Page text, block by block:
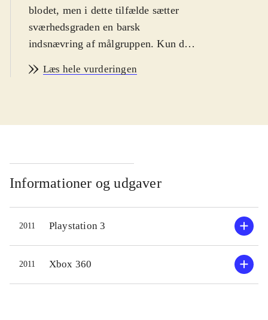
blodet, men i dette tilfælde sætter
sværhedsgraden en barsk
indsnævring af målgruppen. Kun de
være med, og man skal være mindst
bilernes indstillinger. Sproget er
Sidste år startede Codemasters en ny
F1-serie til spillekonsollerne og pc.
Spillet blev berømt og berygtet for
den ultrahøje realisme og stejle
indlæringskurve. Her i 2011-
versionen bygger Codemasters videre
på den realistiske tilgang. Man kan
Læs hele vurderingen
Informationer og udgaver
2011 Playstation 3
2011 Xbox 360